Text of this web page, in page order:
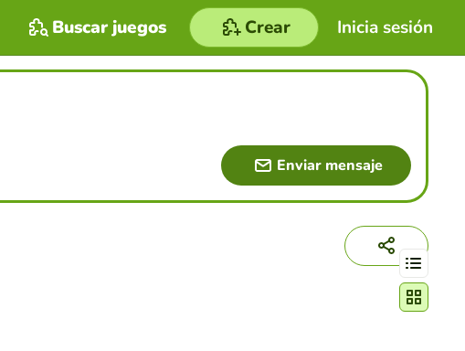
Inicia sesión
Buscar juegos Crear
Enviar mensaje
Cambiar